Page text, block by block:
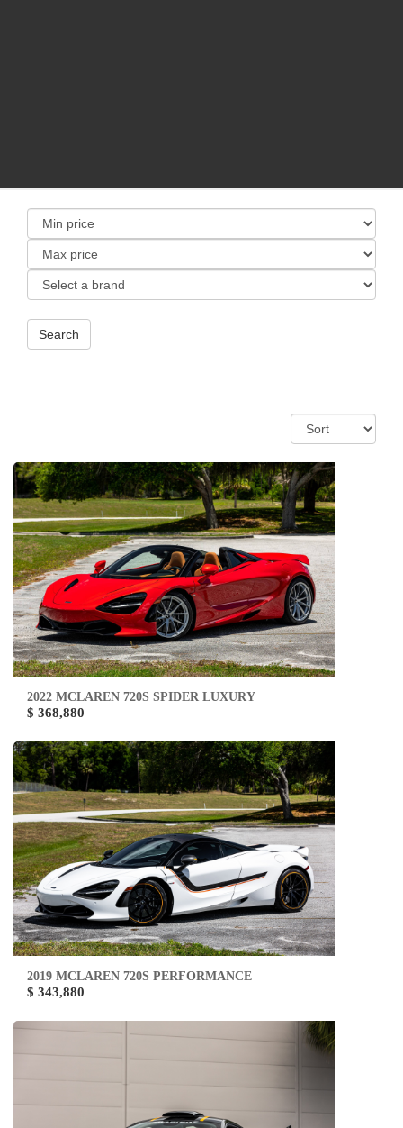
Search
2022 MCLAREN 720S SPIDER LUXURY
$ 368,880
2019 MCLAREN 720S PERFORMANCE
$ 343,880